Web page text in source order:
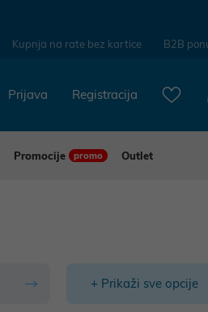
Kupnja na rate bez kartice B2B
Registracija
Prijava
Promocije promo
Outlet
+ Prikaži sve opcije